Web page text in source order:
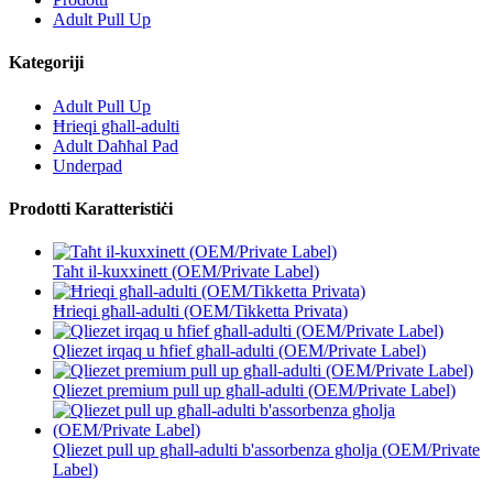
Adult Pull Up
Kategoriji
Adult Pull Up
Ħrieqi għall-adulti
Adult Daħħal Pad
Underpad
Prodotti Karatteristiċi
Taħt il-kuxxinett (OEM/Private Label)
Ħrieqi għall-adulti (OEM/Tikketta Privata)
Qliezet irqaq u ħfief għall-adulti (OEM/Private Label)
Qliezet premium pull up għall-adulti (OEM/Private Label)
Qliezet pull up għall-adulti b'assorbenza għolja (OEM/Private
Label)